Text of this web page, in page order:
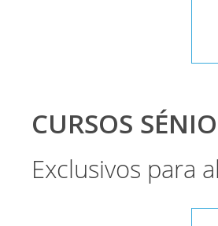
CURSOS
Exclusivos para